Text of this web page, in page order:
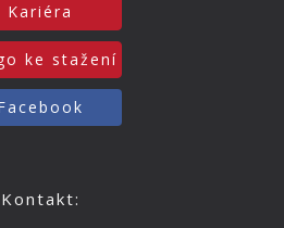
Kariéra
ke stažení
Kontakt: